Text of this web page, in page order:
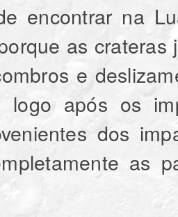
encontrar na
as
e
logo após os
dos
as